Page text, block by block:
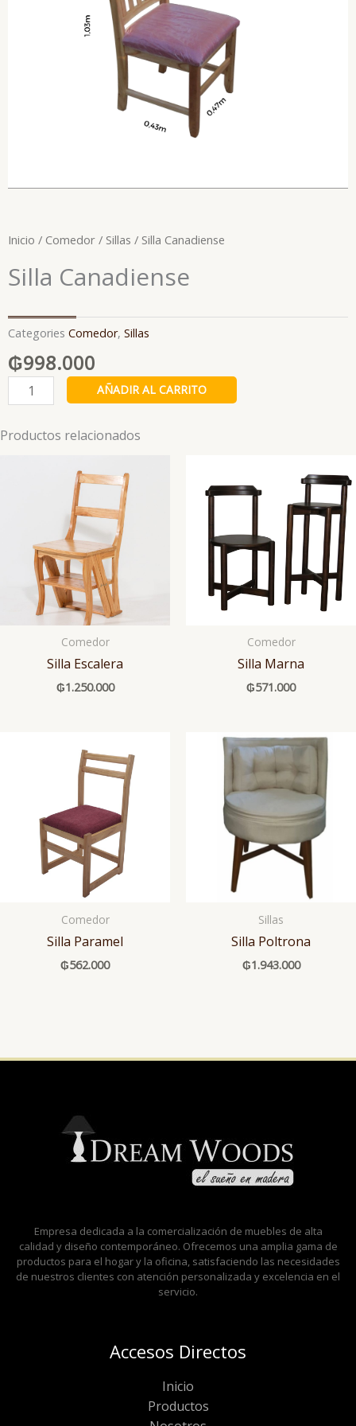
Inicio / Comedor / Sillas / Silla Canadiense
Silla Canadiense
Categories Comedor, Sillas
₲998.000
Silla
Canadiense
AÑADIR AL CARRITO
Productos relacionados
Comedor
Silla Escalera
₲1.250.000
Comedor
Silla Marna
₲571.000
Comedor
Silla Paramel
₲562.000
Sillas
Silla Poltrona
₲1.943.000
Empresa dedicada a la comercialización de muebles de alta
calidad y diseño contemporáneo. Ofrecemos una amplia gama de
productos para el hogar y la oficina, satisfaciendo las necesidades
de nuestros clientes con atención personalizada y excelencia en el
servicio.
Accesos Directos
Inicio
Productos